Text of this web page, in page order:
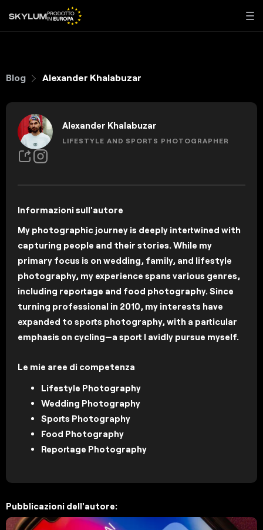
Blog Alexander Khalabuzar
Alexander Khalabuzar
LIFESTYLE AND SPORTS PHOTOGRAPHER
Informazioni sull'autore
My photographic journey is deeply intertwined with
capturing people and their stories. While my
primary focus is on wedding, family, and lifestyle
photography, my experience spans various genres,
including reportage and food photography. Since
turning professional in 2010, my interests have
expanded to sports photography, with a particular
emphasis on cycling—a sport I avidly pursue myself.
Le mie aree di competenza
Lifestyle Photography
Wedding Photography
Sports Photography
Food Photography
Reportage Photography
Pubblicazioni dell'autore: